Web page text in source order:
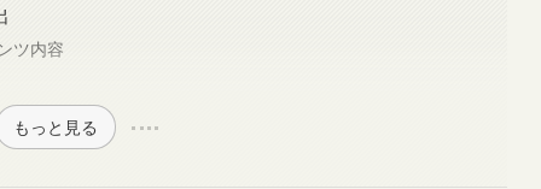
ツ内容
もっと見る